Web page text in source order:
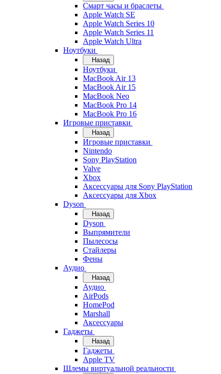
Смарт часы и браслеты
Apple Watch SE
Apple Watch Series 10
Apple Watch Series 11
Apple Watch Ultra
Ноутбуки
Назад
Ноутбуки
MacBook Air 13
MacBook Air 15
MacBook Neo
MacBook Pro 14
MacBook Pro 16
Игровые приставки
Назад
Игровые приставки
Nintendo
Sony PlayStation
Valve
Xbox
Аксессуары для Sony PlayStation
Аксессуары для Xbox
Dyson
Назад
Dyson
Выпрямители
Пылесосы
Стайлеры
Фены
Аудио
Назад
Аудио
AirPods
HomePod
Marshall
Аксессуары
Гаджеты
Назад
Гаджеты
Apple TV
Шлемы виртуальной реальности